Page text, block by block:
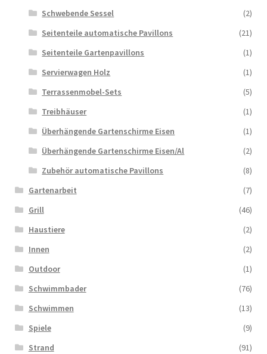
Schwebende Sessel
(2)
Seitenteile automatische Pavillons
(21)
Seitenteile Gartenpavillons
(1)
Servierwagen Holz
(1)
Terrassenmobel-Sets
(5)
Treibhäuser
(1)
Überhängende Gartenschirme Eisen
(1)
Überhängende Gartenschirme Eisen/Al
(2)
Zubehör automatische Pavillons
(8)
Gartenarbeit
(7)
Grill
(46)
Haustiere
(2)
Innen
(2)
Outdoor
(1)
Schwimmbader
(76)
Schwimmen
(13)
Spiele
(9)
Strand
(91)